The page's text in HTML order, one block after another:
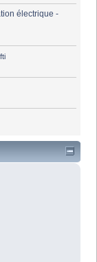
électrique -
fti